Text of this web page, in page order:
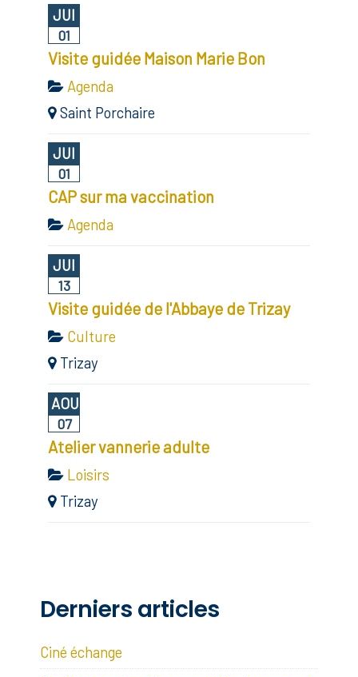
JUI
01
Visite guidée Maison Marie Bon
Agenda
Saint Porchaire
JUI
01
CAP sur ma vaccination
Agenda
JUI
13
Visite guidée de l'Abbaye de Trizay
Culture
Trizay
AOU
07
Atelier vannerie adulte
Loisirs
Trizay
Derniers articles
Ciné échange